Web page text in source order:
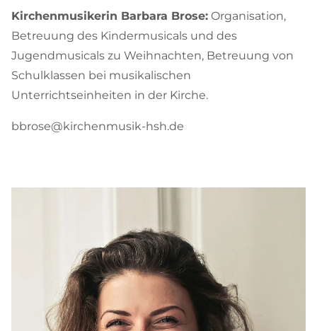
Kirchenmusikerin Barbara Brose: Organisation,
Betreuung des Kindermusicals und des
Jugendmusicals zu Weihnachten, Betreuung von
Schulklassen bei musikalischen
Unterrichtseinheiten in der Kirche.
bbrose@kirchenmusik-hsh.de